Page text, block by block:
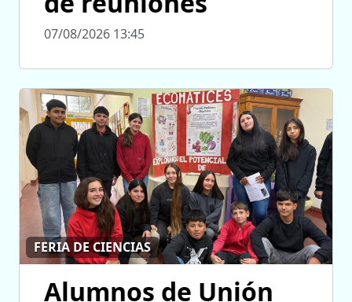
07/08/2026 13:45
FERIA DE CIENCIAS
Alumnos de Unión